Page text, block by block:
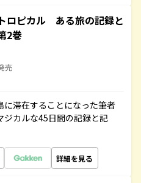
ロピカル ある旅の記録と
2巻
売
滞在することになった筆者
カルな45日間の記録と記
詳細を見る